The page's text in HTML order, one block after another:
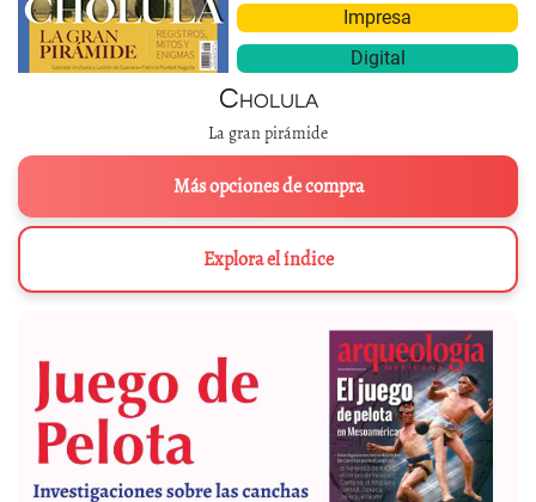
Impresa
Digital
Cholula
La gran pirámide
Más opciones de compra
Explora el índice